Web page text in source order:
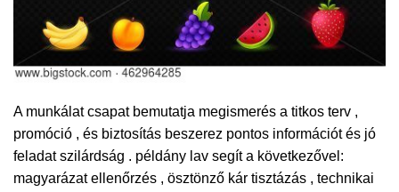
A munkálat csapat bemutatja megismerés a titkos terv ,
promóció , és biztosítás beszerez pontos információt és jó
feladat szilárdság . példány lav segít a következővel:
magyarázat ellenőrzés , ösztönző kár tisztázás , technikai